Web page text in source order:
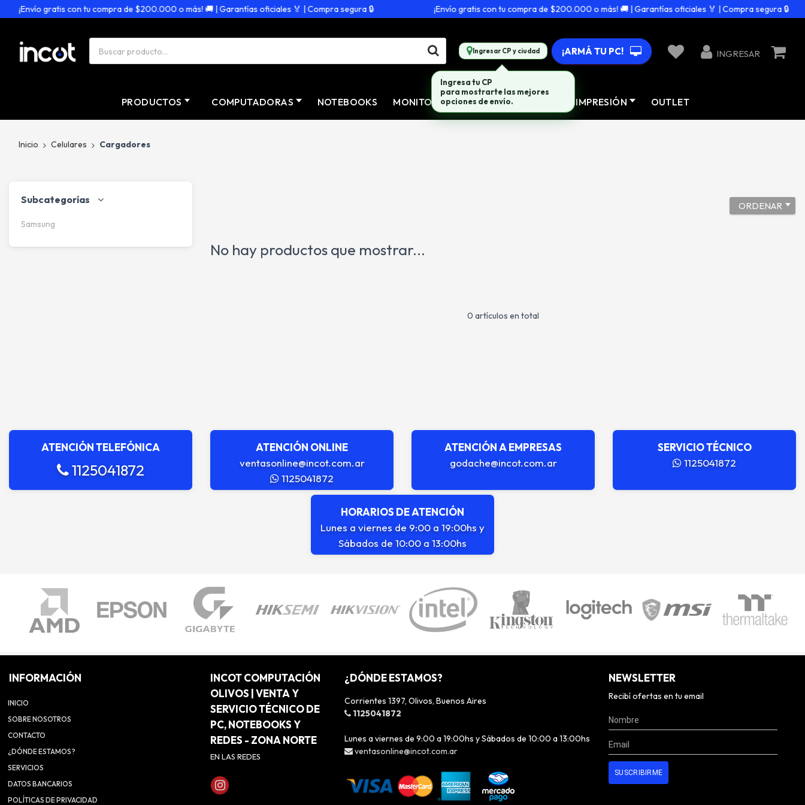
¡Envío gratis con tu compra de $200.000 o más! 🚚 | Garantías oficiales 🏅 | Compra segura 🔒 ¡Envío gratis con tu compra de $200.000 o más! 🚚 | Garantías oficiales 🏅 | Compra segura 🔒
Ingresar CP y ciudad ¡ARMÁ TU PC! INGRESAR
PRODUCTOS COMPUTADORAS NOTEBOOKS MONITORES CONECTIVIDAD IMPRESIÓN OUTLET
Inicio Celulares Cargadores
Subcategorías
Samsung
ORDENAR
No hay productos que mostrar...
0 artículos en total
ATENCIÓN TELEFÓNICA
1125041872
ATENCIÓN ONLINE
ventasonline@incot.com.ar
1125041872
ATENCIÓN A EMPRESAS
godache@incot.com.ar
SERVICIO TÉCNICO
1125041872
HORARIOS DE ATENCIÓN
Lunes a viernes de 9:00 a 19:00hs y
Sábados de 10:00 a 13:00hs
INFORMACIÓN
INICIO
SOBRE NOSOTROS
CONTACTO
¿DÓNDE ESTAMOS?
SERVICIOS
DATOS BANCARIOS
POLÍTICAS DE PRIVACIDAD
INCOT COMPUTACIÓN
OLIVOS | VENTA Y
SERVICIO TÉCNICO DE
PC, NOTEBOOKS Y
REDES - ZONA NORTE
EN LAS REDES
¿DÓNDE ESTAMOS?
Corrientes 1397, Olivos, Buenos Aires
1125041872
Lunes a viernes de 9:00 a 19:00hs y Sábados de 10:00 a 13:00hs
ventasonline@incot.com.ar
NEWSLETTER
Recibí ofertas en tu email
Ingresa tu CP
para mostrarte las mejores
opciones de envío.